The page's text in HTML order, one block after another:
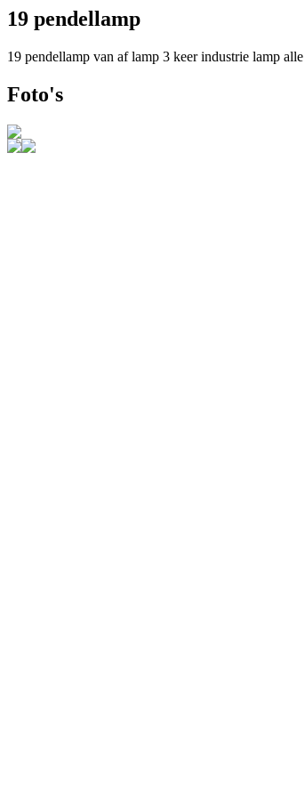
19 pendellamp
19 pendellamp van af lamp 3 keer industrie lamp
Foto's